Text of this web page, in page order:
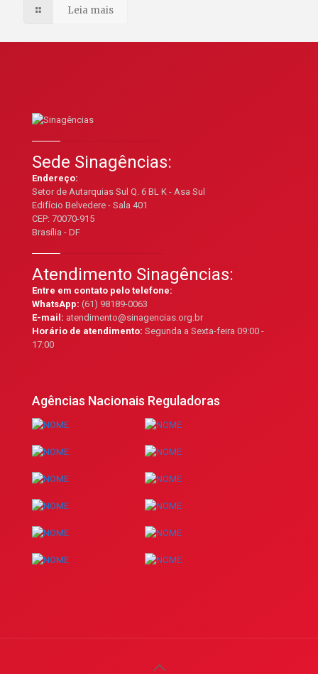
Leia mais
Sede Sinagências:
Endereço:
Setor de Autarquias Sul Q. 6 BL K - Asa Sul
Edifício Belvedere - Sala 401
CEP: 70070-915
Brasília - DF
Atendimento Sinagências:
Entre em contato pelo telefone:
WhatsApp: (61) 98189-0063
E-mail: atendimento@sinagencias.org.br
Horário de atendimento: Segunda a Sexta-feira 09:00 -
17:00
Agências Nacionais Reguladoras